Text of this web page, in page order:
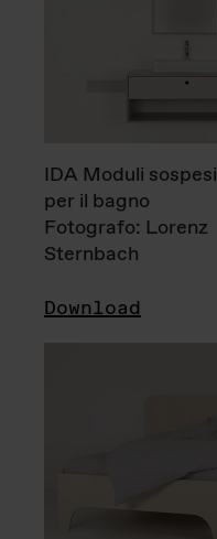
IDA Moduli sospesi
per il bagno
Fotografo: Lorenz
Sternbach
Download